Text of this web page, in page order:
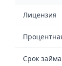
Лицензия
Срок займа